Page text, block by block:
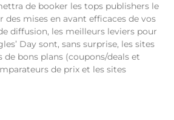
de booker les tops publishers le
des mises en avant efficaces de vos
diffusion, les meilleurs leviers pour
Day sont, sans surprise, les sites
de bons plans (coupons/deals et
de prix et les sites